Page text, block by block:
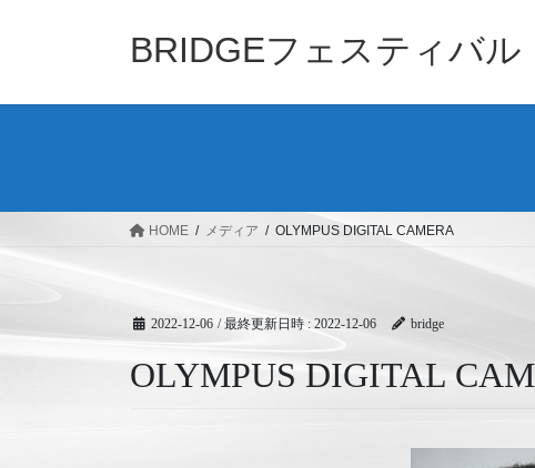
プ
動
BRIDGEフェスティバ
HOME メディア OLYMPUS DIGITAL CAMERA
2022-12-06 / 最終更新日時 : 2022-12-06 bridge
OLYMPUS DIGITAL